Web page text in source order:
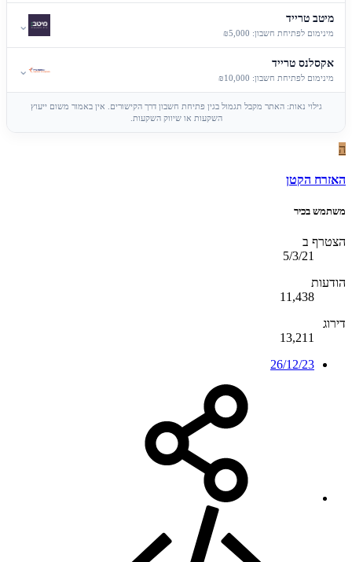
מיטב טרייד
מינימום לפתיחת חשבון: ₪5,000
⌄
אקסלנס טרייד
מינימום לפתיחת חשבון: ₪10,000
⌄
גילוי נאות: האתר מקבל תגמול בגין פתיחת חשבון דרך הקישורים. אין באמור משום ייעוץ
השקעות או שיווק השקעות.
ה
האזרח הקטן
משתמש בכיר
הצטרף ב
5/3/21
הודעות
11,438
דירוג
13,211
26/12/23